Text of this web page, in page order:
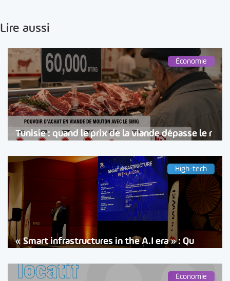
Lire aussi
Économie
Tunisie : quand le prix de la viande dépasse le r
High-tech
« Smart infrastructures in the A.I era » : Qu
Économie